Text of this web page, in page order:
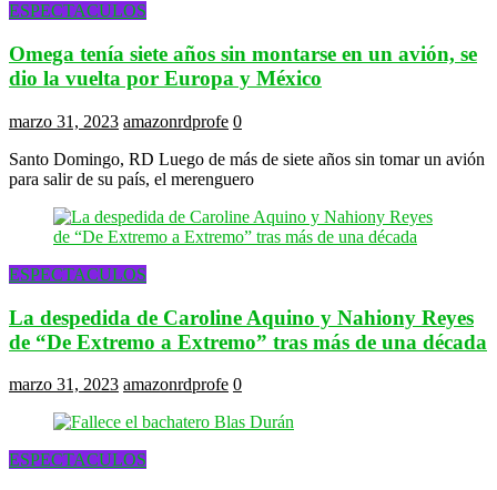
ESPECTACULOS
Omega tenía siete años sin montarse en un avión, se
dio la vuelta por Europa y México
marzo 31, 2023 amazonrdprofe 0
Santo Domingo, RD Luego de más de siete años sin tomar un avión
para salir de su país, el merenguero
ESPECTACULOS
La despedida de Caroline Aquino y Nahiony Reyes
de “De Extremo a Extremo” tras más de una década
marzo 31, 2023 amazonrdprofe 0
ESPECTACULOS